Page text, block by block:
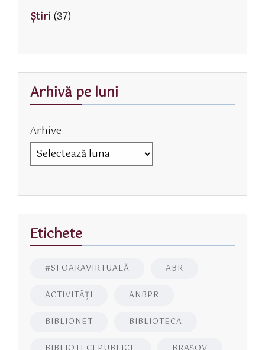
Știri (37)
Arhivă pe luni
Arhive
Etichete
#SFOARAVIRTUALĂ ABR
ACTIVITĂŢI ANBPR
BIBLIONET BIBLIOTECA